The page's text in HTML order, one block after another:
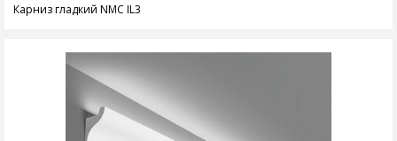
Карниз гладкий NMC IL3